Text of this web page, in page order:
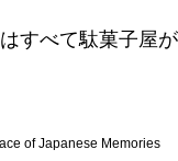
すべて駄菓子屋が
of Japanese Memories